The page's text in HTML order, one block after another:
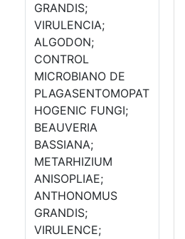
GRANDIS;
VIRULENCIA;
ALGODON;
CONTROL
MICROBIANO DE
PLAGASENTOMOPAT
HOGENIC FUNGI;
BEAUVERIA
BASSIANA;
METARHIZIUM
ANISOPLIAE;
ANTHONOMUS
GRANDIS;
VIRULENCE;